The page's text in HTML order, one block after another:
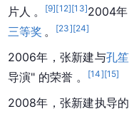
片人 。 [9][12][13]2004年
三等奖 。 [23][24]
2006年，张新建与孔笙
导演" 的荣誉 。
[14][15]
2008年，张新建执导